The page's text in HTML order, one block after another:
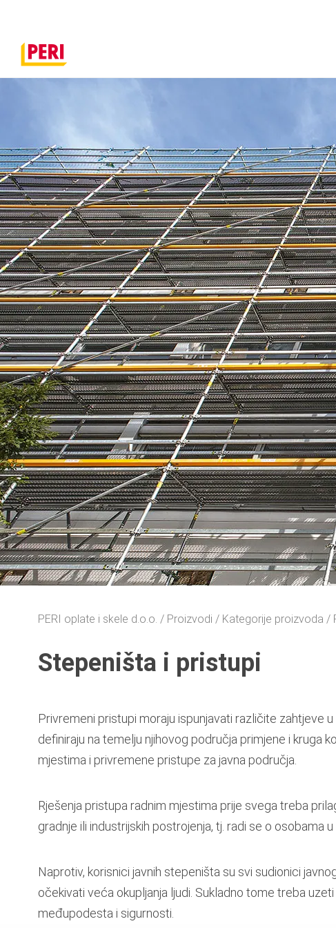
PERI oplate i skele d.o.o. Proizvodi Kategorije proizvoda
Stepeništa i pristupi
Privremeni pristupi moraju ispunjavati različite zahtjeve
definiraju na temelju njihovog područja primjene i kruga
mjestima i privremene pristupe za javna područja.
Rješenja pristupa radnim mjestima prije svega treba
gradnje ili industrijskih postrojenja, tj. radi se o osobama
Naprotiv, korisnici javnih stepeništa su svi sudionici
očekivati veća okupljanja ljudi. Sukladno tome treba
međupodesta i sigurnosti.